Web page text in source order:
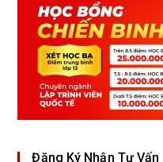
Đăng Ký Nhận Tư Vấn